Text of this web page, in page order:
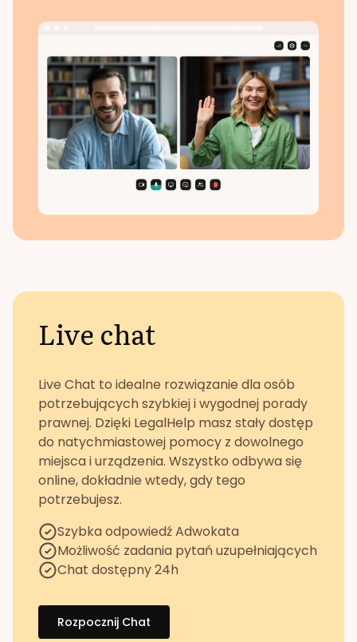
Live chat
Live Chat to idealne rozwiązanie dla osób
potrzebujących szybkiej i wygodnej porady
prawnej. Dzięki LegalHelp masz stały dostęp
do natychmiastowej pomocy z dowolnego
miejsca i urządzenia. Wszystko odbywa się
online, dokładnie wtedy, gdy tego
potrzebujesz.
Szybka odpowiedź Adwokata
Możliwość zadania pytań uzupełniających
Chat dostępny 24h
Rozpocznij Chat